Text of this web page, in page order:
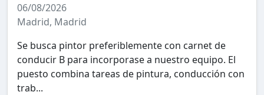
06/08/2026
Madrid, Madrid
Se busca pintor preferiblemente con carnet de
conducir B para incorporase a nuestro equipo. El
puesto combina tareas de pintura, conducción con
trab...